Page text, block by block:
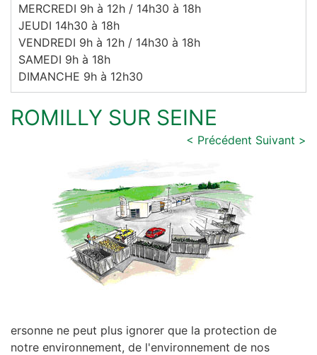
MERCREDI 9h à 12h / 14h30 à 18h
JEUDI 14h30 à 18h
VENDREDI 9h à 12h / 14h30 à 18h
SAMEDI 9h à 18h
DIMANCHE 9h à 12h30
ROMILLY SUR SEINE
< Précédent Suivant >
ersonne ne peut plus ignorer que la protection de
notre environnement, de l'environnement de nos